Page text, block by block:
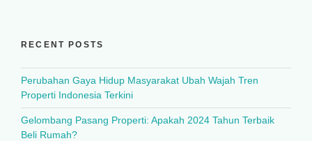
RECENT POSTS
Perubahan Gaya Hidup Masyarakat Ubah Wajah Tren
Properti Indonesia Terkini
Gelombang Pasang Properti: Apakah 2024 Tahun Terbaik
Beli Rumah?